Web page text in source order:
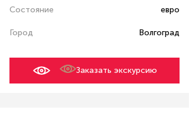
Состояние евро
Город Волгоград
Заказать экскурсию